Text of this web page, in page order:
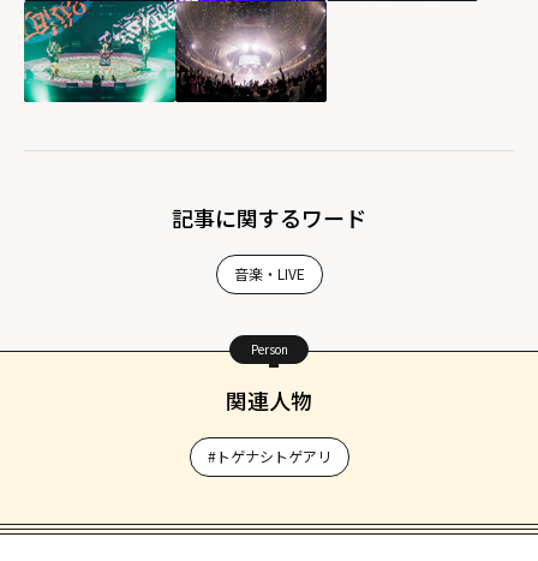
記事に関するワード
音楽・LIVE
Person
関連人物
#トゲナシトゲアリ